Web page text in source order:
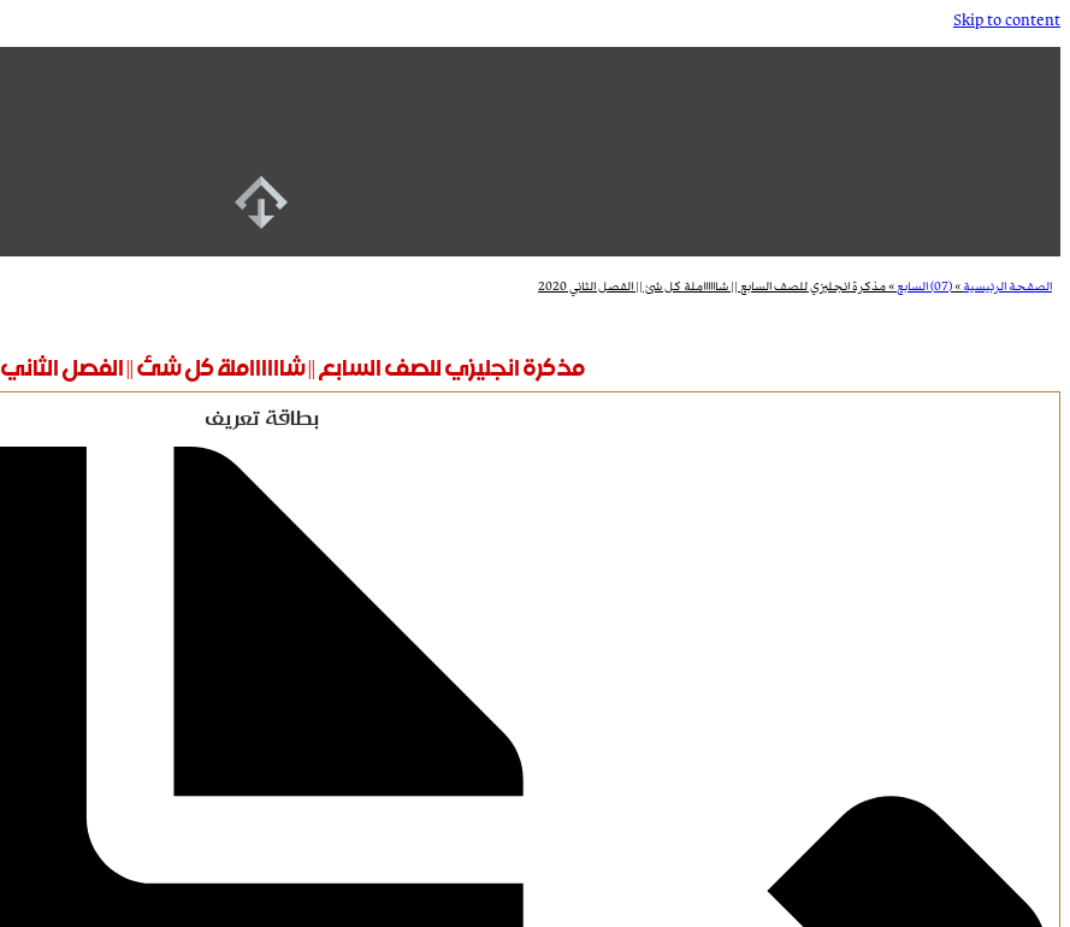
Skip to content
الصفحة الرئيسية»(07) السابع »مذكرة انجليزي للصف السابع || شااااااملة كل شئ || الفصل الثاني 2020
مذكرة انجليزي للصف السابع || شااااااملة كل شئ || الفصل الثاني 2020
بطاقة تعريف